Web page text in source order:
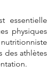
essentielle
physiques
des athlètes